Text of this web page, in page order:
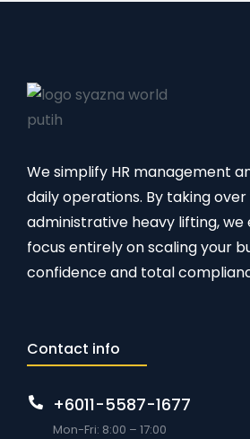
We simplify HR management
daily operations. By taking
administrative heavy lifting,
focus entirely on scaling your
confidence and total
Contact info
+6011-5587-1677
Mon-Fri: 8:00 – 17:00